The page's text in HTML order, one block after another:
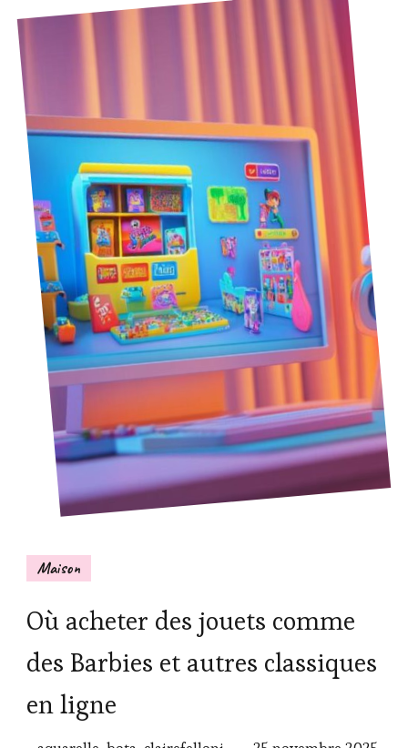
Maison
Où acheter des jouets comme
des Barbies et autres classiques
en ligne